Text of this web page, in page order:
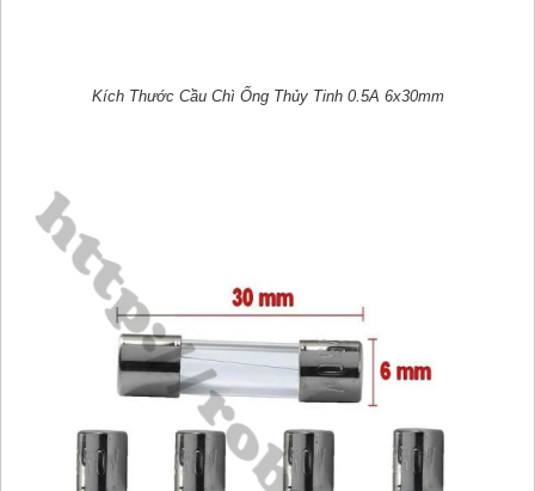
Kích Thước Cầu Chì Ống Thủy Tinh 0.5A 6x30mm